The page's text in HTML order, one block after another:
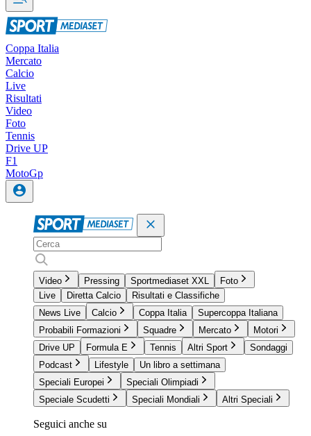
Coppa Italia
Mercato
Calcio
Live
Risultati
Video
Foto
Tennis
Drive UP
F1
MotoGp
Video Pressing Sportmediaset XXL
Foto
Live
Diretta Calcio
Risultati e Classifiche
News Live
Calcio Coppa Italia
Supercoppa Italiana
Probabili Formazioni
Squadre Mercato
Motori
Drive UP
Formula E Tennis Altri Sport
Sondaggi
Podcast
Lifestyle
Un libro a settimana
Speciali Europei
Speciali Olimpiadi
Speciale Scudetti
Speciali Mondiali Altri Speciali
Seguici anche su